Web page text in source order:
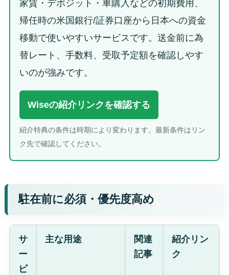
家賃・デポジット・車購入などの初期費用、
帰任時の米国銀行/証券口座から日本への資金
移動で使いやすいサービスです。送金前に為
替レート、手数料、受取予定額を確認しやす
いのが強みです。
Wiseの紹介リンクを確認する
紹介特典の条件は時期により変わります。最新条件はリン
ク先で確認してください。
駐在前に必須・優先度高め
サ
ー
ビ
主な用途
関連
記事
紹介リン
ク